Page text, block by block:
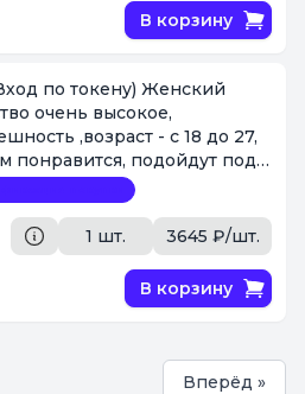
В корзину
по токену) Женский
очень высокое,
,возраст - с 18 до 27,
понравится, подойдут под
ПО ВИДЕО)
1 шт. 3645 ₽/шт.
В корзину
Вперёд »